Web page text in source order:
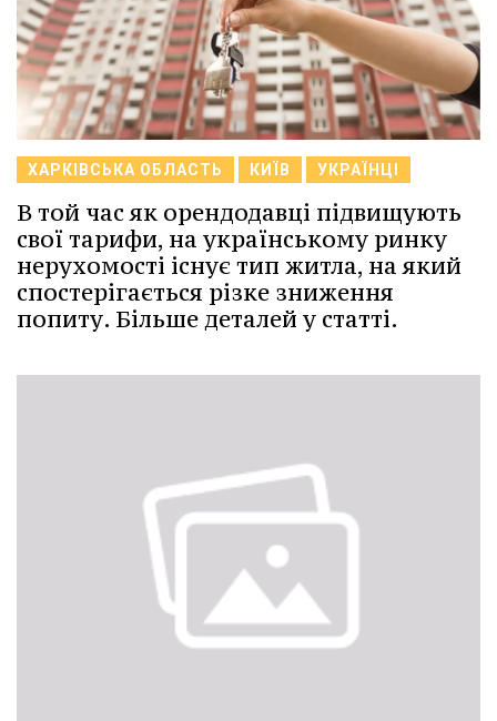
ХАРКІВСЬКА ОБЛАСТЬ КИЇВ УКРАЇНЦІ
В той час як орендодавці підвищують
свої тарифи, на українському ринку
нерухомості існує тип житла, на який
спостерігається різке зниження
попиту. Більше деталей у статті.